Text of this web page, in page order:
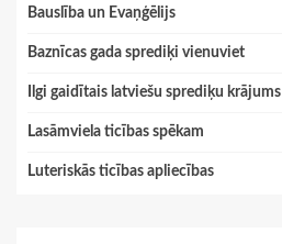
Bauslība un Evaņģēlijs
Baznīcas gada sprediķi vienuviet
Ilgi gaidītais latviešu sprediķu krājums
Lasāmviela ticības spēkam
Luteriskās ticības apliecības